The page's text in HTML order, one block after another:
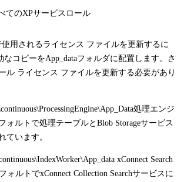
てのXPサービスロール
用されるライセンス ファイルを更新するに
なコピーをApp_dataフォルダに配置します。さ
ル ライセンス ファイルを更新する必要があり
処理エンジ
ォルトで処理テーブルとBlob Storageサービス
ています。
xConnect Search
ォルトでxConnect Collection Searchサービスに